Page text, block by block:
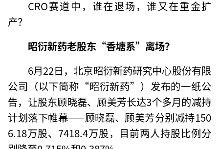
CRO赛道中，谁在退场，谁又在重金扩
产？
昭衍新药老股东“香塘系”离场？
6月22日，北京昭衍新药研究中心股份有限
公司（以下简称“昭衍新药”）发布的一纸公
告，让股东顾晓磊、顾美芳长达3个多月的减持
计划落下帷幕——顾晓磊、顾美芳分别减持150
6.18万股、7418.4万股，目前两人持股比例分